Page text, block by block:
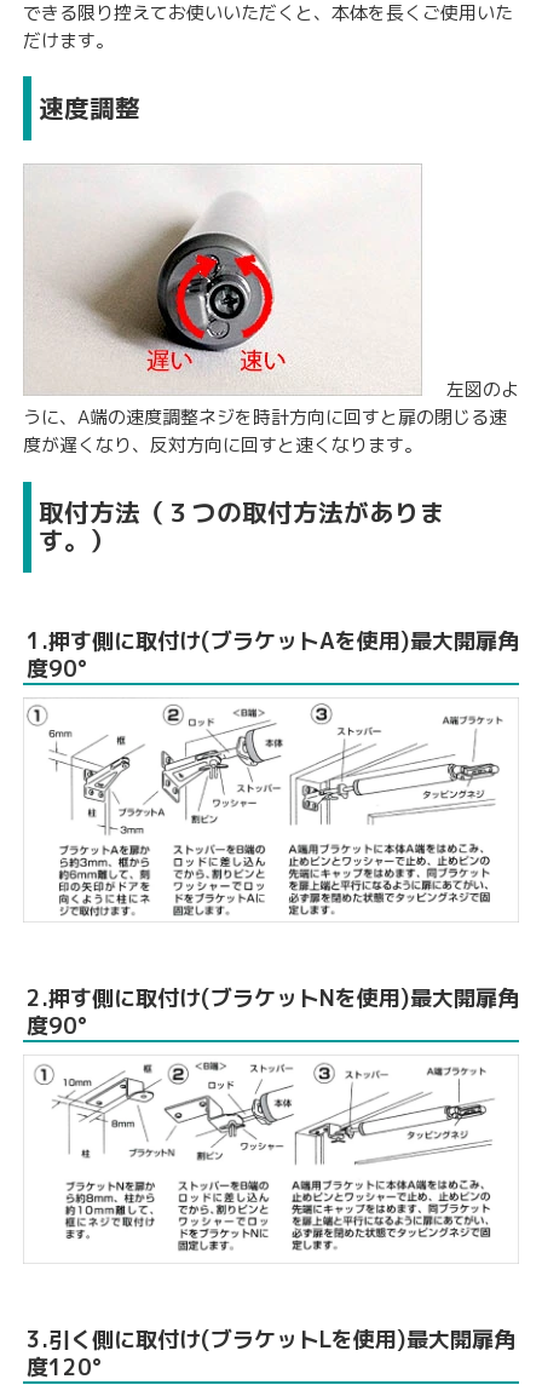
できる限り控えてお使いいただくと、本体を長くご使用いた
だけます。
速度調整
左図のよ
うに、A端の速度調整ネジを時計方向に回すと扉の閉じる速
度が遅くなり、反対方向に回すと速くなります。
取付方法（３つの取付方法がありま
す。）
1.押す側に取付け(ブラケットAを使用)最大開扉角
度90°
2.押す側に取付け(ブラケットNを使用)最大開扉角
度90°
3.引く側に取付け(ブラケットLを使用)最大開扉角
度120°